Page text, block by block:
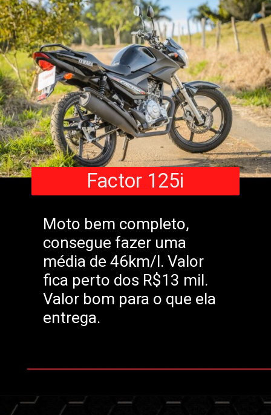
Moto bem completo,
consegue fazer uma
média de 46km/l. Valor
fica perto dos R$13 mil.
Valor bom para o que ela
entrega.
Factor 125i